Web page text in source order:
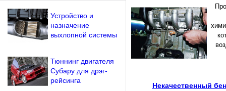
Некачественный
Напомнить пароль?
Устройство и
назначение
выхлопной системы
Тюннинг двигателя
Субару для дрэг-
рейсинга